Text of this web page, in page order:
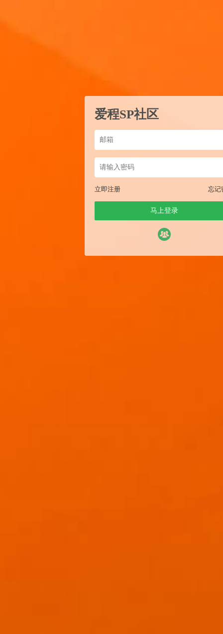
爱程SP社区
立即注册 忘记
马上登录